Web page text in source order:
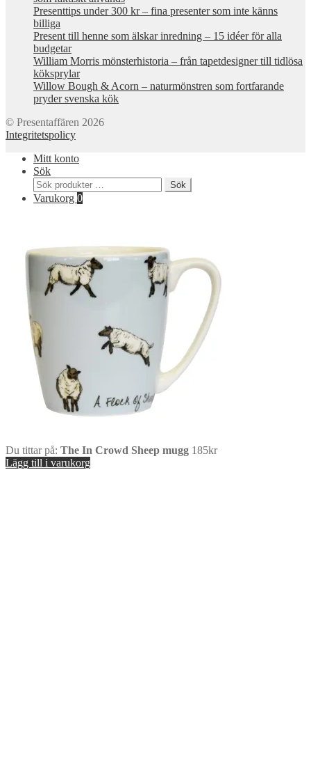
Presenttips under 300 kr – fina presenter som inte känns
billiga
Present till henne som älskar inredning – 15 idéer för alla
budgetar
William Morris mönsterhistoria – från tapetdesigner till tidlösa
köksprylar
Willow Bough & Acorn – naturmönstren som fortfarande
pryder svenska kök
© Presentaffären 2026
Integritetspolicy
Mitt konto
Sök
Sök
efter:
Sök
Varukorg 0
Du tittar på: The In Crowd Sheep mugg 185kr
Lägg till i varukorg